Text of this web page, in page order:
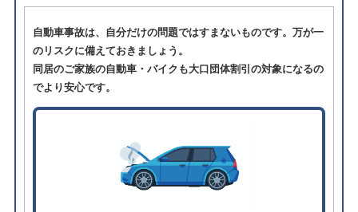
自動車事故は、自分だけの問題ではすまないものです。万が一
のリスクに備えておきましょう。
同居のご家族の自動車・バイクも大口団体割引の対象になるの
でより安心です。